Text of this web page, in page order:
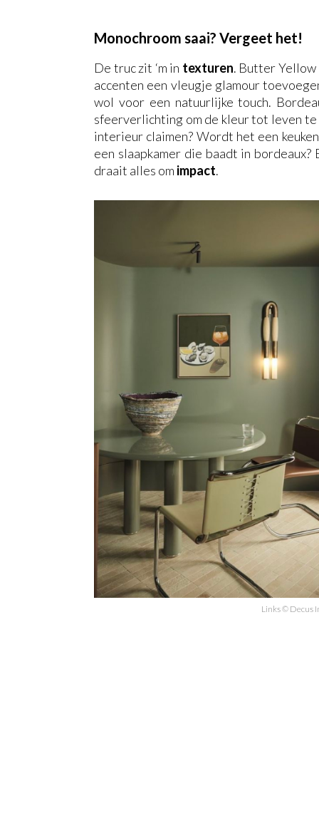
Monochroom saai? Vergeet het!
De truc zit ‘m in texturen. Butter
accenten een vleugje glamour
wol voor een natuurlijke touch.
sfeerverlichting om de kleur tot leven
interieur claimen? Wordt het een
een slaapkamer die baadt in
draait alles om impact.
Links © Decus